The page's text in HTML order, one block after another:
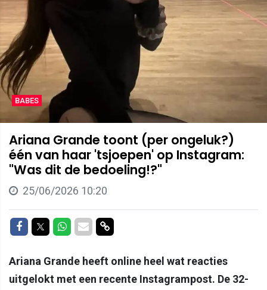
BABES
Ariana Grande toont (per ongeluk?)
één van haar 'tsjoepen' op Instagram:
"Was dit de bedoeling!?"
25/06/2026 10:20
Delen op Facebook
Delen op Twitter
Delen op Whatsapp
Delen via Mail
Delen via link
Ariana Grande heeft online heel wat reacties
uitgelokt met een recente Instagrampost. De 32-